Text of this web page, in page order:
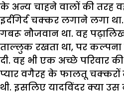
के अन्य चाहने वालों की तरह
इर्दगिर्द चक्कर लगाने लगा
गबरू नौजवान था. वह
ताल्लुक रखता था, पर
दी. वह भी एक अच्छे परिवार
प्यार वगैरह के फालतू चक्करों
थी. इसलिए यादविंदर क्या